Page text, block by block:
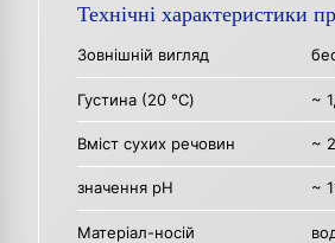
Технічні характеристики
Зовнішній вигляд
Густина (20 °C) ~
Вміст сухих речовин ~
значення рН ~
Матеріал-носій